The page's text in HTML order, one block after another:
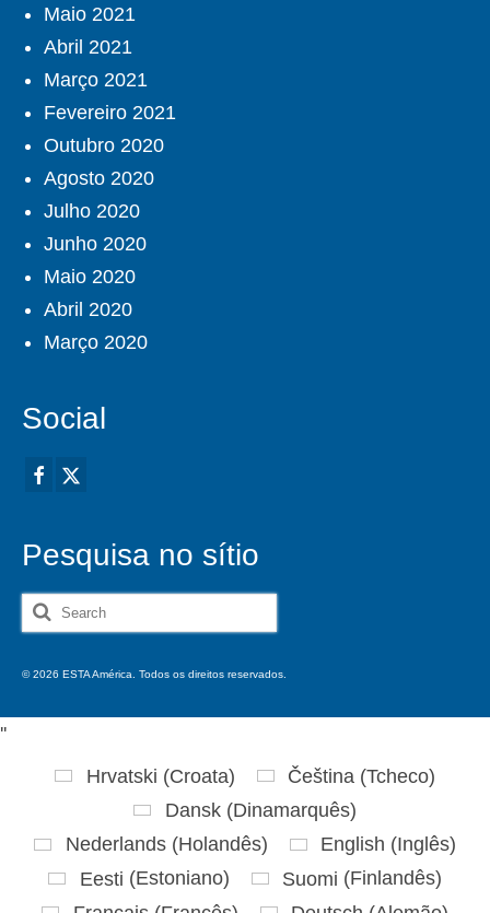
Maio 2021
Abril 2021
Março 2021
Fevereiro 2021
Outubro 2020
Agosto 2020
Julho 2020
Junho 2020
Maio 2020
Abril 2020
Março 2020
Social
Pesquisa no sítio
Search
for:
© 2026 ESTA América. Todos os direitos reservados.
''
Hrvatski (Croata) Čeština (Tcheco)
Dansk(Dinamarquês)
Nederlands(Holandês) English (Inglês)
Eesti (Estoniano) Suomi (Finlandês)